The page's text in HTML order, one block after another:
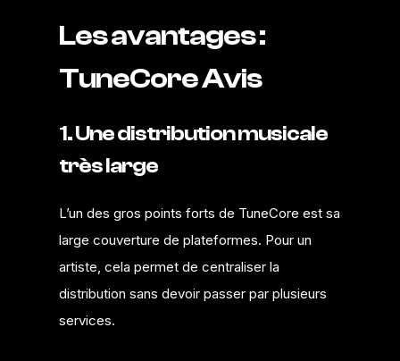
Les avantages :
TuneCore Avis
1. Une distribution musicale
très large
L’un des gros points forts de TuneCore est sa
large couverture de plateformes. Pour un
artiste, cela permet de centraliser la
distribution sans devoir passer par plusieurs
services.